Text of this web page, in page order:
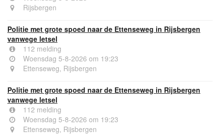
Rijsbergen
Politie met grote spoed naar de Ettenseweg in Rijsbergen
vanwege letsel
112 melding
Woensdag 5-8-2026 om 19:23
Ettenseweg, Rijsbergen
Politie met grote spoed naar de Ettenseweg in Rijsbergen
vanwege letsel
112 melding
Woensdag 5-8-2026 om 19:23
Ettenseweg, Rijsbergen